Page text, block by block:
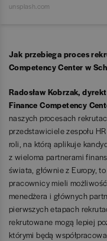
unsplash.com
Jak przebiega proces
Competency Center w
Radosław Kobrzak,
Finance Competency
naszych procesach
przedstawiciele zespołu
roli, na którą aplikuje
z wieloma partnerami
świata, głównie z Europy,
pracownicy mieli
menedżera i głównych
pierwszych etapach
rekrutowane mogą lepiej
którymi będą